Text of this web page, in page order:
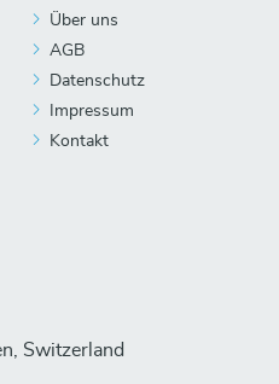
Über uns
AGB
Datenschutz
Impressum
Kontakt
Switzerland